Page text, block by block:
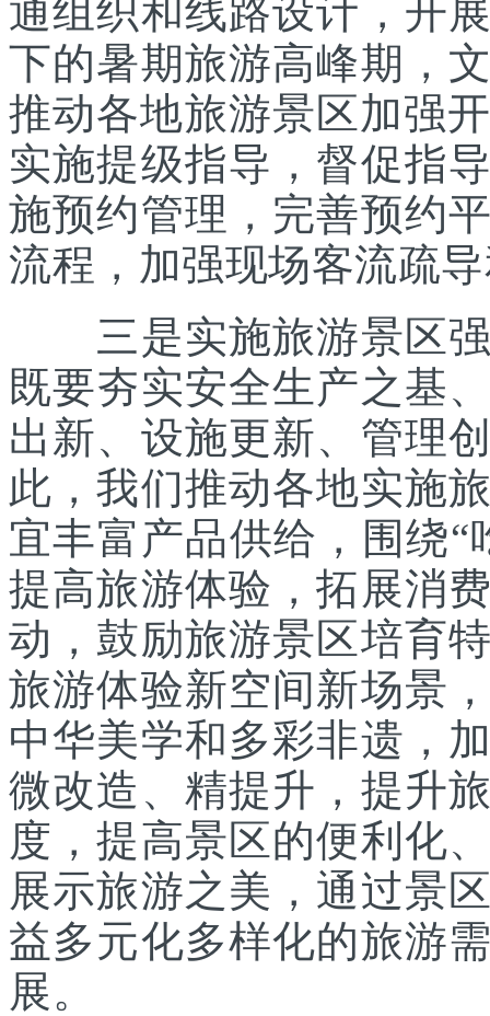
通组织和线路设计，开
下的暑期旅游高峰期，
推动各地旅游景区加强
实施提级指导，督促指
施预约管理，完善预约
流程，加强现场客流疏
三是实施旅游景区强
既要夯实安全生产之基
出新、设施更新、管理
此，我们推动各地实施
宜丰富产品供给，围绕
提高旅游体验，拓展消
动，鼓励旅游景区培育
旅游体验新空间新场景
中华美学和多彩非遗，
微改造、精提升，提升
度，提高景区的便利化
展示旅游之美，通过景
益多元化多样化的旅游
展。